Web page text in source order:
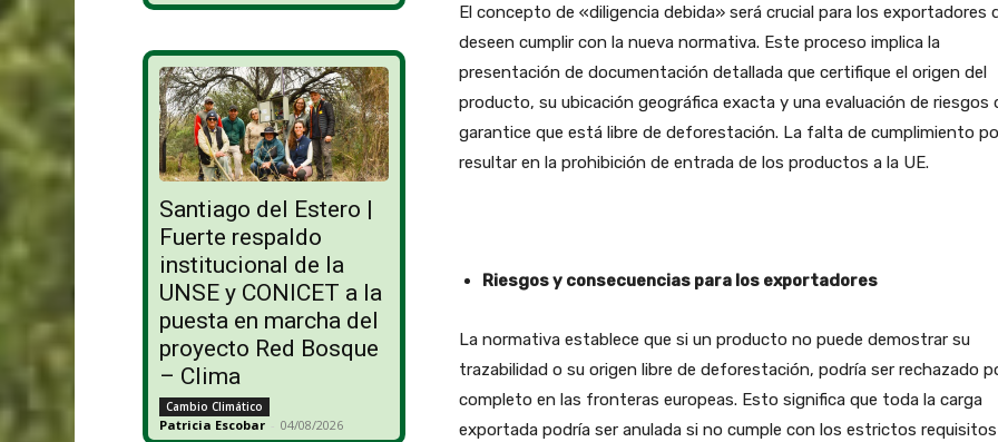
Santiago del Estero |
Fuerte respaldo
institucional de la
UNSE y CONICET a la
puesta en marcha del
proyecto Red Bosque
– Clima
Cambio Climático
Patricia Escobar - 04/08/2026
El concepto de «diligencia debida» será crucial para los exportadores
deseen cumplir con la nueva normativa. Este proceso implica la
presentación de documentación detallada que certifique el origen del
producto, su ubicación geográfica exacta y una evaluación de riesgos
garantice que está libre de deforestación. La falta de cumplimiento
resultar en la prohibición de entrada de los productos a la UE.
Riesgos y consecuencias para los exportadores
La normativa establece que si un producto no puede demostrar su
trazabilidad o su origen libre de deforestación, podría ser rechazado
completo en las fronteras europeas. Esto significa que toda la carga
exportada podría ser anulada si no cumple con los estrictos requisitos